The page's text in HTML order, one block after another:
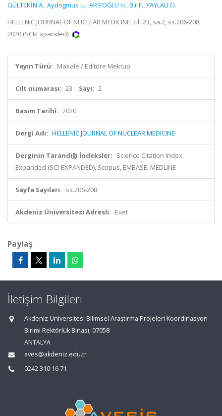
GÜLTEKİN A.,Aydogmus U.,ARİFOĞLU H.,Bir F.,YAYLALI O.
HELLENIC JOURNAL OF NUCLEAR MEDICINE, cilt.23, sa.2, ss.206-208,
2020 (SCI-Expanded)
Yayın Türü: Makale / Editöre Mektup
Cilt numarası: 23 Sayı: 2
Basım Tarihi: 2020
Dergi Adı: HELLENIC JOURNAL OF NUCLEAR MEDICINE
Derginin Tarandığı İndeksler: Science Citation Index
Expanded (SCI-EXPANDED), Scopus, EMBASE, MEDLINE
Sayfa Sayıları: ss.206-208
Akdeniz Üniversitesi Adresli: Evet
Paylaş
İletişim Bilgileri
Akdeniz Üniversitesi Bilimsel Araştırma Projeleri Koordinasyon
Birimi Rektörlük Binası, 07058
ANTALYA
aves@akdeniz.edu.tr
0242 310 16 71